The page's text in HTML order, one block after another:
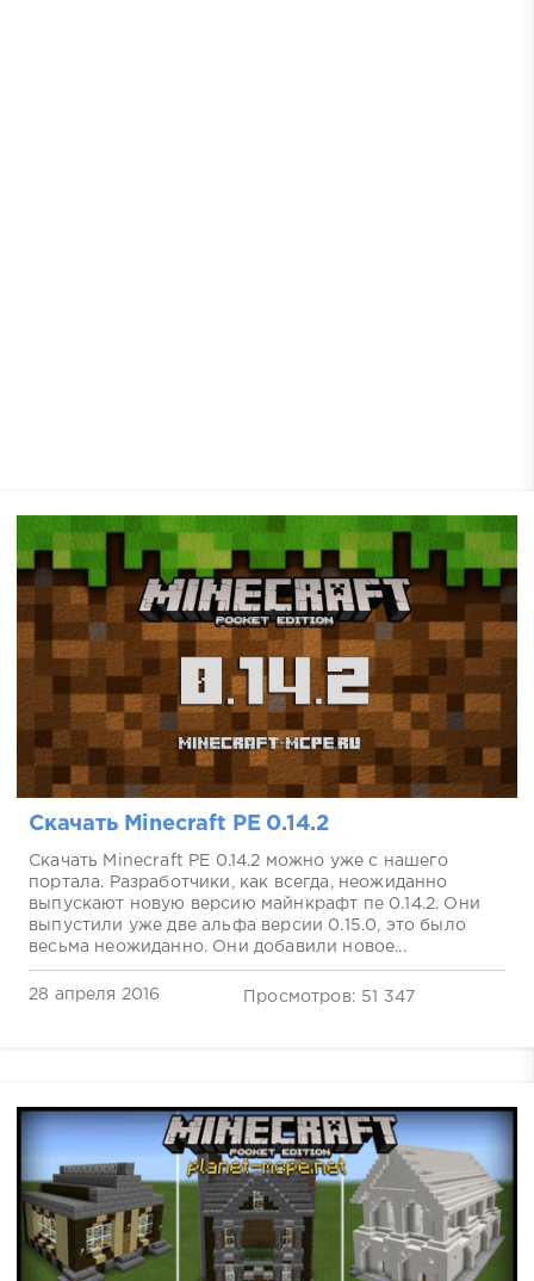
Скачать Minecraft PE 0.14.2
Скачать Minecraft PE 0.14.2 можно уже с нашего
портала. Разработчики, как всегда, неожиданно
выпускают новую версию майнкрафт пе 0.14.2. Они
выпустили уже две альфа версии 0.15.0, это было
весьма неожиданно. Они добавили новое...
28 апреля 2016 Просмотров: 51 347